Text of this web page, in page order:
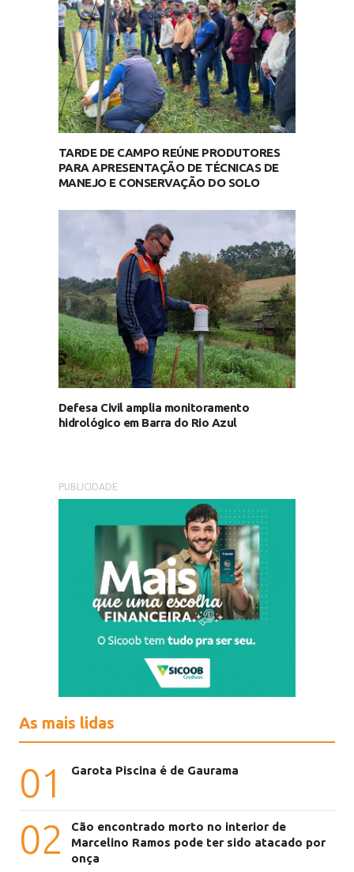
TARDE DE CAMPO REÚNE PRODUTORES
PARA APRESENTAÇÃO DE TÉCNICAS DE
MANEJO E CONSERVAÇÃO DO SOLO
Defesa Civil amplia monitoramento
hidrológico em Barra do Rio Azul
PUBLICIDADE
As mais lidas
01 Garota Piscina é de Gaurama
02
Cão encontrado morto no interior de
Marcelino Ramos pode ter sido atacado por
onça